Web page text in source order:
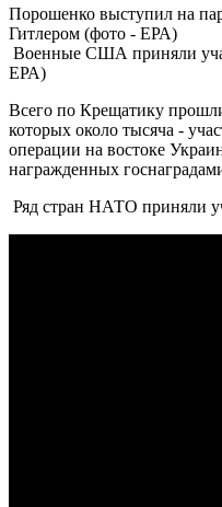
Порошенко выступил на
Гитлером (фото - ЕРА)
Военные США приняли
ЕРА)
Всего по Крещатику
которых около тысяча -
операции на востоке
награжденных
Ряд стран НАТО приняли